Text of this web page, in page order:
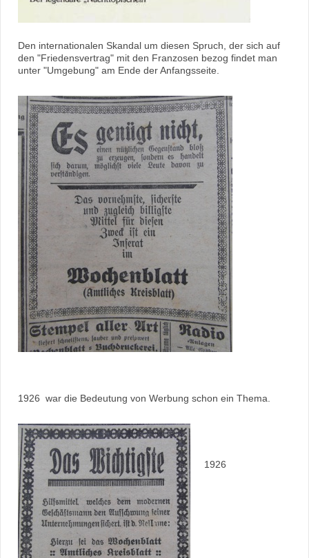
Den internationalen Skandal um diesen Spruch, der sich auf
den "Friedensvertrag" mit den Franzosen bezog findet man
unter "Umgebung" am Ende der Anfangsseite.
1926 war die Bedeutung von Werbung schon ein Thema.
1926